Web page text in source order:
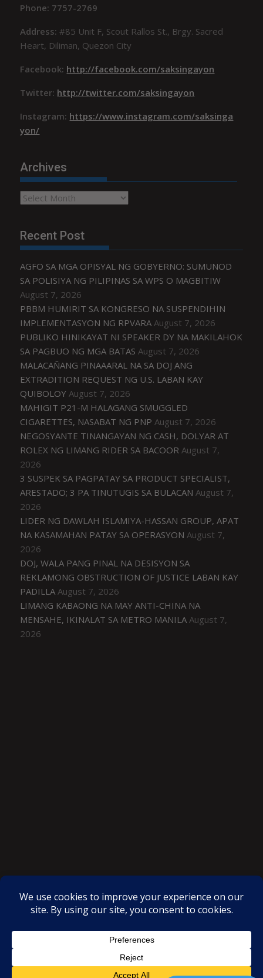
Phone: 7757-2769
Address:#85 Unit F, Scout Rallos St., Brgy. Sacred
Heart, Diliman, Quezon City
Facebook: http://facebook.com/saksingayon
Twitter: http://twitter.com/saksingayon
Instagram: https://www.instagram.com/saksinga
yon/
Archives
Archives
Recent Post
AGFO SA MGA OPISYAL NG GOBYERNO: SUMUNOD
SA POLISIYA NG PILIPINAS SA WPS O MAGBITIW
August 7, 2026
PBBM HUMIRIT SA KONGRESO NA SUSPENDIHIN
IMPLEMENTASYON NG RPVARA August 7, 2026
PUBLIKO HINIKAYAT NI SPEAKER DY NA MAKILAHOK
SA PAGBUO NG MGA BATAS August 7, 2026
MALACAÑANG PINAAARAL NA SA DOJ ANG
EXTRADITION REQUEST NG U.S. LABAN KAY
QUIBOLOY August 7, 2026
MAHIGIT P21-M HALAGANG SMUGGLED
CIGARETTES, NASABAT NG PNP August 7, 2026
NEGOSYANTE TINANGAYAN NG CASH, DOLYAR AT
ROLEX NG LIMANG RIDER SA BACOOR August 7,
2026
3 SUSPEK SA PAGPATAY SA PRODUCT SPECIALIST,
ARESTADO; 3 PA TINUTUGIS SA BULACAN August 7,
2026
LIDER NG DAWLAH ISLAMIYA-HASSAN GROUP, APAT
NA KASAMAHAN PATAY SA OPERASYON August 7,
2026
DOJ, WALA PANG PINAL NA DESISYON SA
REKLAMONG OBSTRUCTION OF JUSTICE LABAN KAY
PADILLA August 7, 2026
LIMANG KABAONG NA MAY ANTI-CHINA NA
MENSAHE, IKINALAT SA METRO MANILA August 7,
2026
Proudly powered by WordPress |Theme: SuperMag byAcme